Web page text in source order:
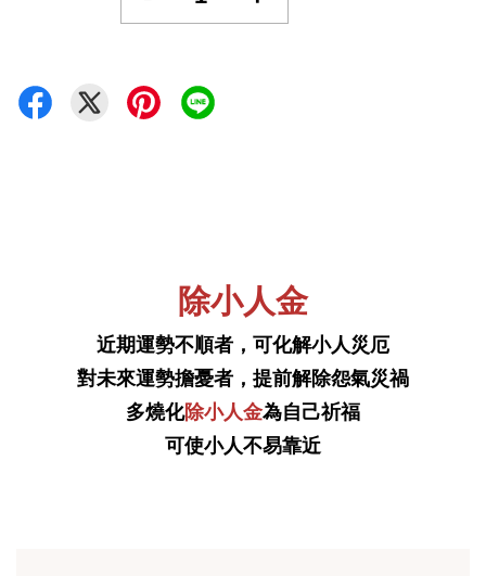
除小人金
近期運勢不順者，可化解小人災厄
對未來運勢擔憂者，提前解除怨氣災禍
多燒化除小人金為自己祈福
可使小人不易靠近